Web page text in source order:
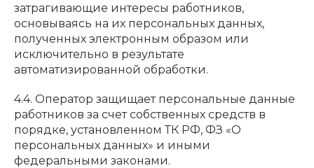
затрагивающие интересы работников,
основываясь на их персональных данных,
полученных электронным образом или
исключительно в результате
автоматизированной обработки.
4.4. Оператор защищает персональные данные
работников за счет собственных средств в
порядке, установленном ТК РФ, ФЗ «О
персональных данных» и иными
федеральными законами.